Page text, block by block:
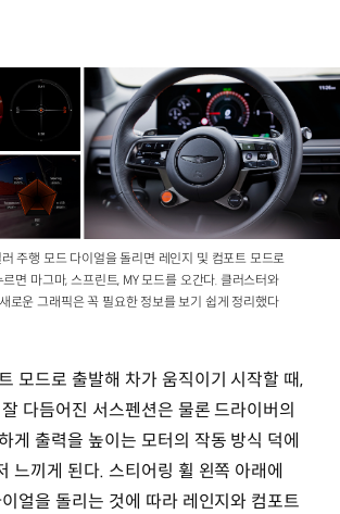
주행 모드 다이얼을 돌리면 레인지 및 컴포트 모드로
면 마그마, 스프린트, MY 모드를 오간다. 클러스터와
로운 그래픽은 꼭 필요한 정보를 보기 쉽게 정리했다
모드로 출발해 차가 움직이기 시작할 때,
다듬어진 서스펜션은 물론 드라이버의
게 출력을 높이는 모터의 작동 방식 덕에
느끼게 된다. 스티어링 휠 왼쪽 아래에
얼을 돌리는 것에 따라 레인지와 컴포트